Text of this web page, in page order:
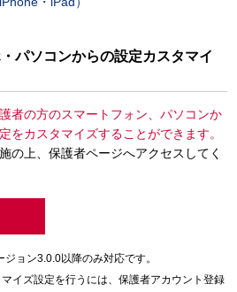
パソコンからの設定カスタマイ
者の方のスマートフォン、パソコンか
をカスタマイズすることができます。
の上、保護者ページへアクセスしてく
ョン3.0.0以降のみ対応です。
イズ設定を行うには、保護者アカウント登録